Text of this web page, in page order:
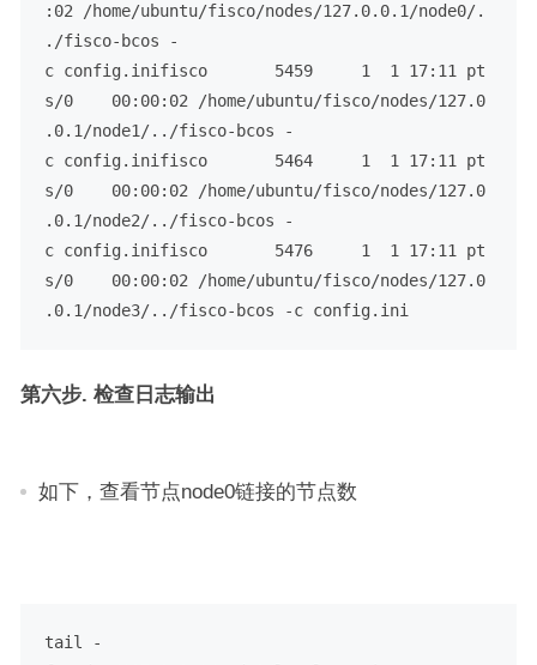
:02 /home/ubuntu/fisco/nodes/127.0.0.1/node0/.
./fisco-bcos -
c config.inifisco       5459     1  1 17:11 pt
s/0    00:00:02 /home/ubuntu/fisco/nodes/127.0
.0.1/node1/../fisco-bcos -
c config.inifisco       5464     1  1 17:11 pt
s/0    00:00:02 /home/ubuntu/fisco/nodes/127.0
.0.1/node2/../fisco-bcos -
c config.inifisco       5476     1  1 17:11 pt
s/0    00:00:02 /home/ubuntu/fisco/nodes/127.0
.0.1/node3/../fisco-bcos -c config.ini
第六步. 检查日志输出
如下，查看节点node0链接的节点数
tail -